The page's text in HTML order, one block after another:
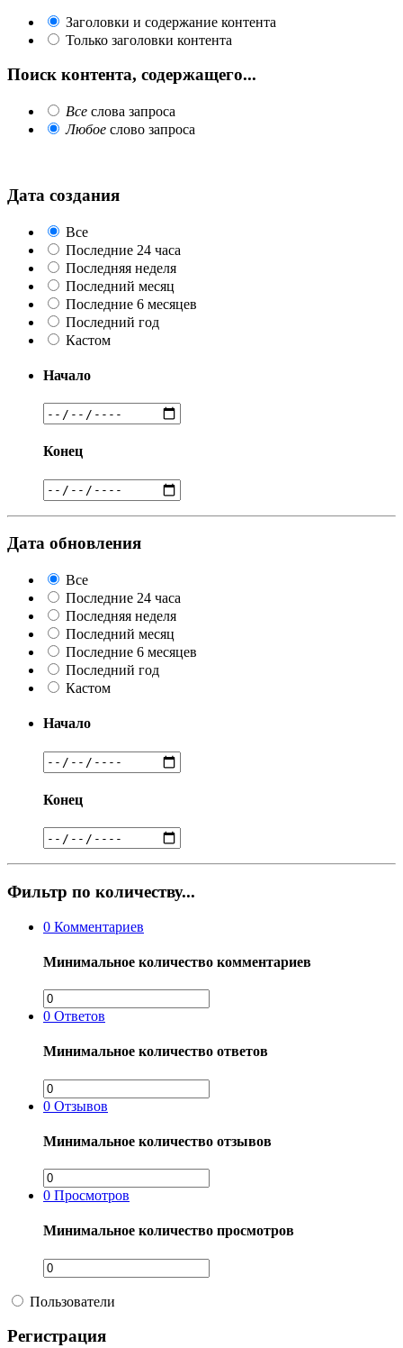
Заголовки и содержание контента
Только заголовки контента
Поиск контента, содержащего...
Все слова запроса
Любое слово запроса
Дата создания
Все
Последние 24 часа
Последняя неделя
Последний месяц
Последние 6 месяцев
Последний год
Кастом
Начало
Конец
Дата обновления
Все
Последние 24 часа
Последняя неделя
Последний месяц
Последние 6 месяцев
Последний год
Кастом
Начало
Конец
Фильтр по количеству...
0 Комментариев
Минимальное количество комментариев
0 Ответов
Минимальное количество ответов
0 Отзывов
Минимальное количество отзывов
0 Просмотров
Минимальное количество просмотров
Пользователи
Регистрация